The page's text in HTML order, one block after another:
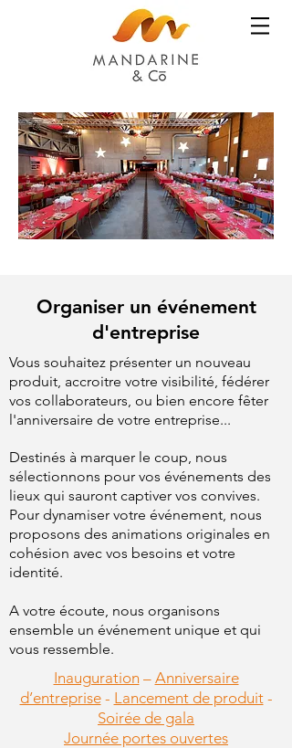
Organiser un événement
d'entreprise
Vous souhaitez présenter un nouveau
produit, accroitre votre visibilité, fédérer
vos collaborateurs, ou bien encore fêter
l'anniversaire de votre entreprise...
Destinés à marquer le coup, nous
sélectionnons pour vos événements des
lieux qui sauront captiver vos convives.
Pour dynamiser votre événement, nous
proposons des animations originales en
cohésion avec vos besoins et votre
identité.
A votre écoute, nous organisons
ensemble un événement unique et qui
vous ressemble.
Inauguration – Anniversaire
d’entreprise- Lancement de produit-
Soirée de gala
Journée portes ouvertes